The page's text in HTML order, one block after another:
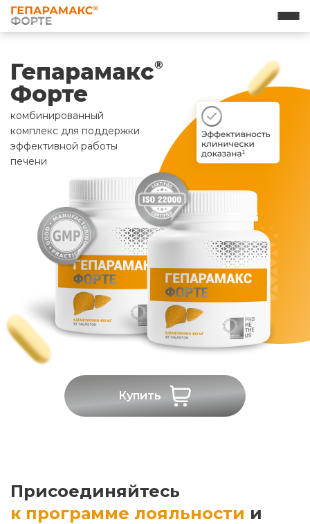
Гепарамакс®
Форте
комбинированный
комплекс для поддержки
эффективной работы
печени
Купить
Присоединяйтесь
к программе лояльности и